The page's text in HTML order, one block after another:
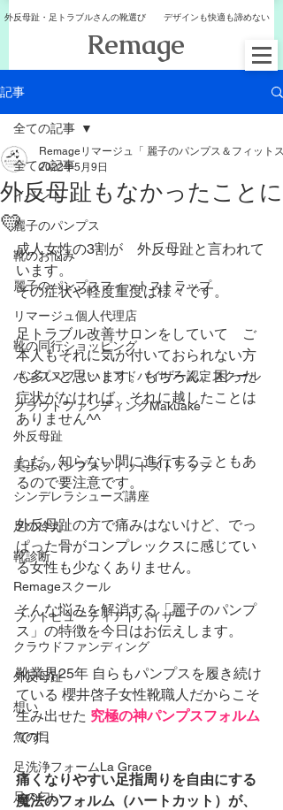
外反母趾・足トラブルさんの靴選び デザインも快適も諦めない
​Remage
記事
全ての記事
イベント
麗子のパンプス
靴のお悩み
麗子のパンプスフィットストラップ
リマージュ個人代理店
靴の同行ショッピング
パンプスフィットアドバイザー認定スクール
クラウドファンディングMakuake
外反母趾
美歩のパンプスフィットストラップ
シンデレラシューズ講座
足の冷え
靴診断
Remageスクール
フットビューティアドバイザー
クラウドファンディング
外反母趾
想い
魚の目
足洗浄フォームLa Grace
足の匂い
全ての記事
外反母趾もなかったことに
💛
Remageリマージュ「 麗子のパンプス＆フィットス
2022年5月9日
成人女性の3割が　外反母趾と言われて
います。
その症状や軽度重度は様々です。
足トラブル改善サロンをしていて　ご
本人もそれに気が付いておられない方
も多いと思います。もちろん、困った
症状がなければ、それに越したことは
ありません^^
ただ、知らない間に進行することもあ
るので要注意です。
外反母趾の方で痛みはないけど、でっ
ぱった骨がコンプレックスに感じてい
る女性も少なくありません。
そんな悩みを解消する「麗子のパンプ
ス」の特徴を今日はお伝えします。
靴業界25年 自らもパンプスを履き続け
ている 櫻井啓子女性靴職人だからこそ
生み出せた 究極の神パンプスフォルム
です。
痛くなりやすい足指周りを自由にする
魔法のフォルム（ハートカット）が、